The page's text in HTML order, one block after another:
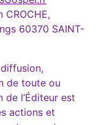
60370 SAINT-
de toute ou
l’Éditeur est
actions et